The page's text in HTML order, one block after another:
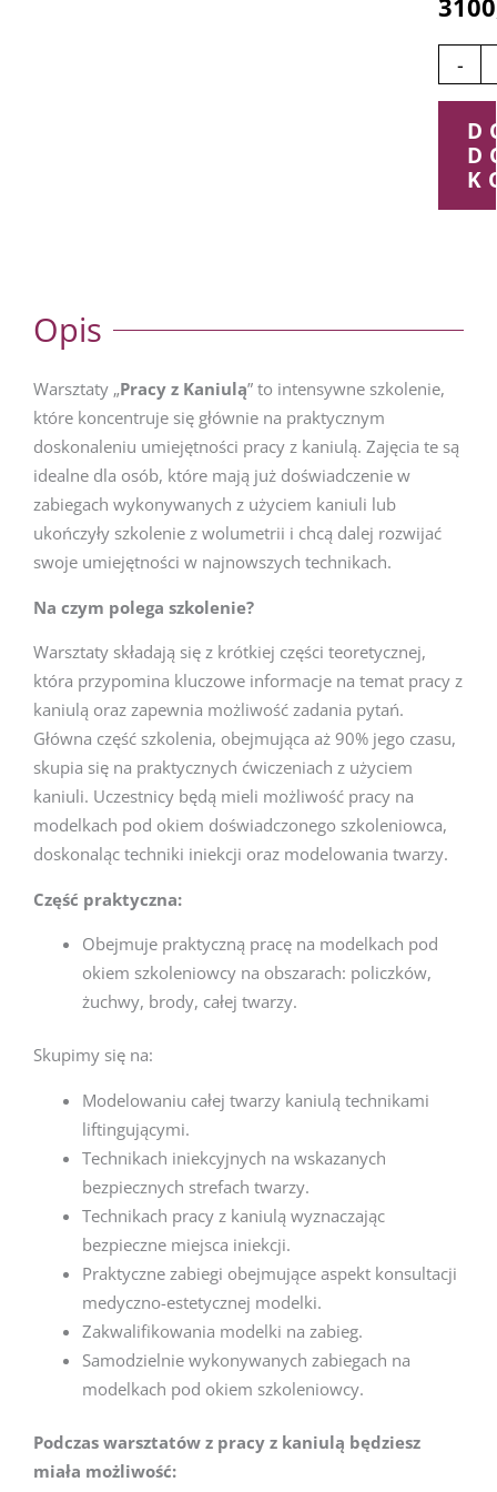
-
Pracy
Kaniulą
Opis
Warsztaty „Pracy z Kaniulą” to intensywne szkolenie,
które koncentruje się głównie na praktycznym
doskonaleniu umiejętności pracy z kaniulą. Zajęcia te są
idealne dla osób, które mają już doświadczenie w
zabiegach wykonywanych z użyciem kaniuli lub
ukończyły szkolenie z wolumetrii i chcą dalej rozwijać
swoje umiejętności w najnowszych technikach.
Na czym polega szkolenie?
Warsztaty składają się z krótkiej części teoretycznej,
która przypomina kluczowe informacje na temat pracy z
kaniulą oraz zapewnia możliwość zadania pytań.
Główna część szkolenia, obejmująca aż 90% jego czasu,
skupia się na praktycznych ćwiczeniach z użyciem
kaniuli. Uczestnicy będą mieli możliwość pracy na
modelkach pod okiem doświadczonego szkoleniowca,
doskonaląc techniki iniekcji oraz modelowania twarzy.
Część praktyczna:
Obejmuje praktyczną pracę na modelkach pod
okiem szkoleniowcy na obszarach: policzków,
żuchwy, brody, całej twarzy.
Skupimy się na:
Modelowaniu całej twarzy kaniulą technikami
liftingującymi.
Technikach iniekcyjnych na wskazanych
bezpiecznych strefach twarzy.
Technikach pracy z kaniulą wyznaczając
bezpieczne miejsca iniekcji.
Praktyczne zabiegi obejmujące aspekt konsultacji
medyczno-estetycznej modelki.
Zakwalifikowania modelki na zabieg.
Samodzielnie wykonywanych zabiegach na
modelkach pod okiem szkoleniowcy.
Podczas warsztatów z pracy z kaniulą będziesz
miała możliwość: